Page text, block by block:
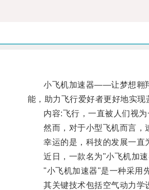
小飞机加速器——让梦想翱翔
能，助力飞行爱好者更好地实现
内容:飞行，一直被人们视为
然而，对于小型飞机而言，速
幸运的是，科技的发展一直
近日，一款名为"小飞机加速
"小飞机加速器"是一种采用先
其关键技术包括空气动力学